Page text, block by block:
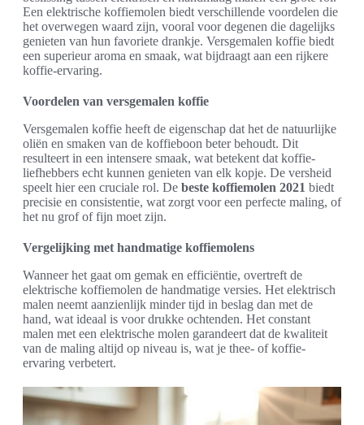
Een elektrische koffiemolen biedt verschillende voordelen die
het overwegen waard zijn, vooral voor degenen die dagelijks
genieten van hun favoriete drankje. Versgemalen koffie biedt
een superieur aroma en smaak, wat bijdraagt aan een rijkere
koffie-ervaring.
Voordelen van versgemalen koffie
Versgemalen koffie heeft de eigenschap dat het de natuurlijke
oliën en smaken van de koffieboon beter behoudt. Dit
resulteert in een intensere smaak, wat betekent dat koffie-
liefhebbers echt kunnen genieten van elk kopje. De versheid
speelt hier een cruciale rol. De beste koffiemolen 2021 biedt
precisie en consistentie, wat zorgt voor een perfecte maling, of
het nu grof of fijn moet zijn.
Vergelijking met handmatige koffiemolens
Wanneer het gaat om gemak en efficiëntie, overtreft de
elektrische koffiemolen de handmatige versies. Het elektrisch
malen neemt aanzienlijk minder tijd in beslag dan met de
hand, wat ideaal is voor drukke ochtenden. Het constant
malen met een elektrische molen garandeert dat de kwaliteit
van de maling altijd op niveau is, wat je thee- of koffie-
ervaring verbetert.